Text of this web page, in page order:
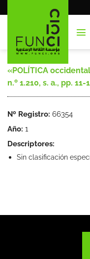
al
«POLÍTICA
n.º 1.210, s. a., pp. 11-
Nº Registro: 66354
Año: 1
Descriptores:
Sin clasificación